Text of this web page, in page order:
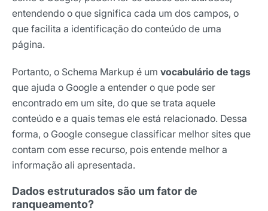
entendendo o que significa cada um dos campos, o
que facilita a identificação do conteúdo de uma
página.
Portanto, o Schema Markup é um vocabulário de tags
que ajuda o Google a entender o que pode ser
encontrado em um site, do que se trata aquele
conteúdo e a quais temas ele está relacionado. Dessa
forma, o Google consegue classificar melhor sites que
contam com esse recurso, pois entende melhor a
informação ali apresentada.
Dados estruturados são um fator de
ranqueamento?